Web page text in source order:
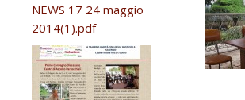
NEWS 17 24 maggio
2014(1).pdf